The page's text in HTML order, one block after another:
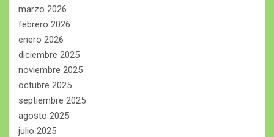
marzo 2026
febrero 2026
enero 2026
diciembre 2025
noviembre 2025
octubre 2025
septiembre 2025
agosto 2025
julio 2025